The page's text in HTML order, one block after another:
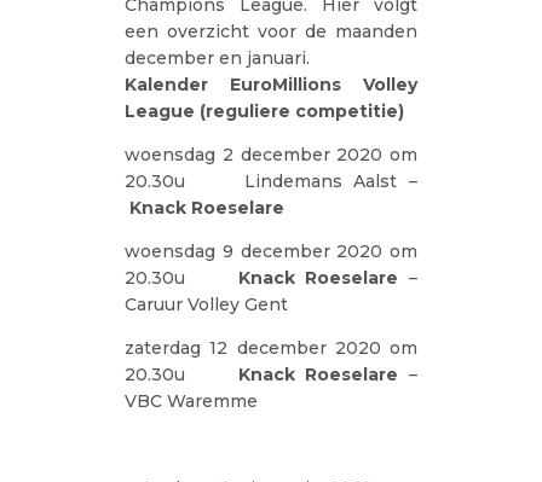
een overzicht voor de maanden
december en januari.
Kalender EuroMillions Volley
League (reguliere competitie)
woensdag 2 december 2020 om
20.30u Lindemans Aalst –
Knack Roeselare
woensdag 9 december 2020 om
20.30u Knack Roeselare –
Caruur Volley Gent
zaterdag 12 december 2020 om
20.30u Knack Roeselare –
VBC Waremme